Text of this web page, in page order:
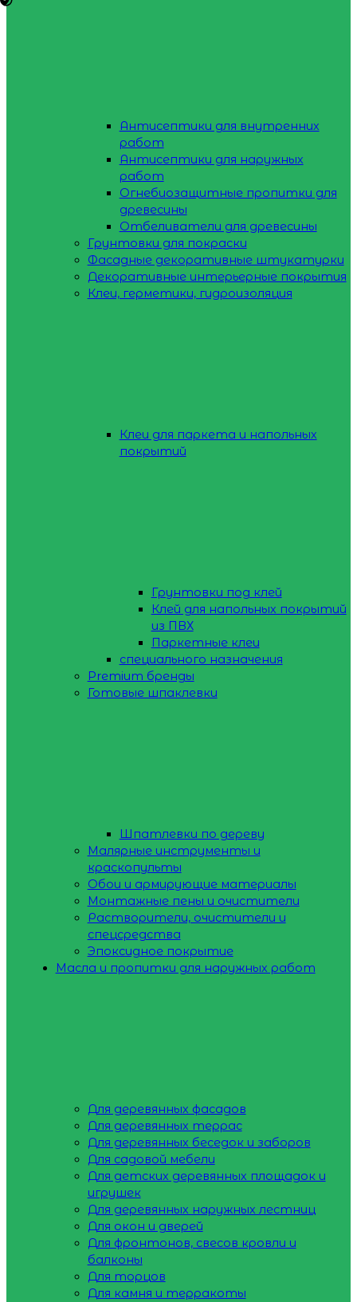
Антисептики для внутренних
работ
Антисептики для наружных
работ
Огнебиозащитные пропитки для
древесины
Отбеливатели для древесины
Грунтовки для покраски
Фасадные декоративные штукатурки
Декоративные интерьерные покрытия
Клеи, герметики, гидроизоляция
Клеи для паркета и напольных
покрытий
Грунтовки под клей
Клей для напольных покрытий
из ПВХ
Паркетные клеи
специального назначения
Premium бренды
Готовые шпаклевки
Шпатлевки по дереву
Малярные инструменты и
краскопульты
Обои и армирующие материалы
Монтажные пены и очистители
Растворители, очистители и
спецсредства
Эпоксидное покрытие
Масла и пропитки для наружных работ
Для деревянных фасадов
Для деревянных террас
Для деревянных беседок и заборов
Для садовой мебели
Для детских деревянных площадок и
игрушек
Для деревянных наружных лестниц
Для окон и дверей
Для фронтонов, свесов кровли и
балконы
Для торцов
Для камня и терракоты